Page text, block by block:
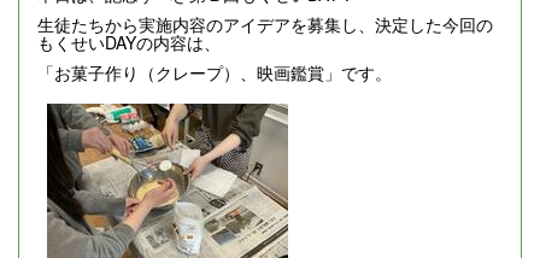
生徒たちから実施内容のアイデアを募集し、決定した今回の
もくせいDAYの内容は、
「お菓子作り（クレープ）、映画鑑賞」です。